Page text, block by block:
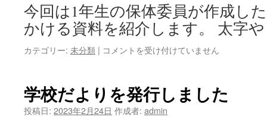
ス
キ
ッ
今回は1年生の保体委員が作成し
かける資料を紹介します。 太字
カテゴリー: 未分類 | 保
員
会
の
コメントを受け付けていません
学校だよりを発行しました
投稿日: 2023年2月24日 作成者: admin